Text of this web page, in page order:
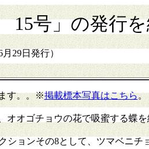
号」の発行
29日発行）
す。。※掲載標本写真はこちら。
オオゴチョウの花で吸蜜する蝶を
ションその8として、ツマベニ